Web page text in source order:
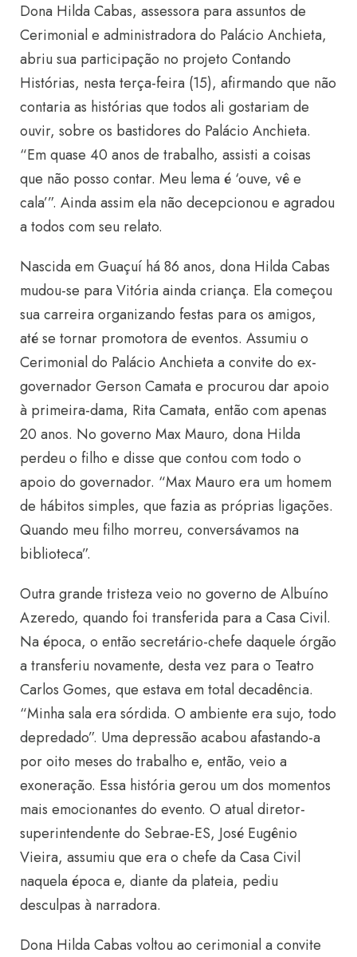
Dona Hilda Cabas, assessora para assuntos de
Cerimonial e administradora do Palácio Anchieta,
abriu sua participação no projeto Contando
Histórias, nesta terça-feira (15), afirmando que não
contaria as histórias que todos ali gostariam de
ouvir, sobre os bastidores do Palácio Anchieta.
“Em quase 40 anos de trabalho, assisti a coisas
que não posso contar. Meu lema é ‘ouve, vê e
cala’”. Ainda assim ela não decepcionou e agradou
a todos com seu relato.
Nascida em Guaçuí há 86 anos, dona Hilda Cabas
mudou-se para Vitória ainda criança. Ela começou
sua carreira organizando festas para os amigos,
até se tornar promotora de eventos. Assumiu o
Cerimonial do Palácio Anchieta a convite do ex-
governador Gerson Camata e procurou dar apoio
à primeira-dama, Rita Camata, então com apenas
20 anos. No governo Max Mauro, dona Hilda
perdeu o filho e disse que contou com todo o
apoio do governador. “Max Mauro era um homem
de hábitos simples, que fazia as próprias ligações.
Quando meu filho morreu, conversávamos na
biblioteca”.
Outra grande tristeza veio no governo de Albuíno
Azeredo, quando foi transferida para a Casa Civil.
Na época, o então secretário-chefe daquele órgão
a transferiu novamente, desta vez para o Teatro
Carlos Gomes, que estava em total decadência.
“Minha sala era sórdida. O ambiente era sujo, todo
depredado”. Uma depressão acabou afastando-a
por oito meses do trabalho e, então, veio a
exoneração. Essa história gerou um dos momentos
mais emocionantes do evento. O atual diretor-
superintendente do Sebrae-ES, José Eugênio
Vieira, assumiu que era o chefe da Casa Civil
naquela época e, diante da plateia, pediu
desculpas à narradora.
Dona Hilda Cabas voltou ao cerimonial a convite